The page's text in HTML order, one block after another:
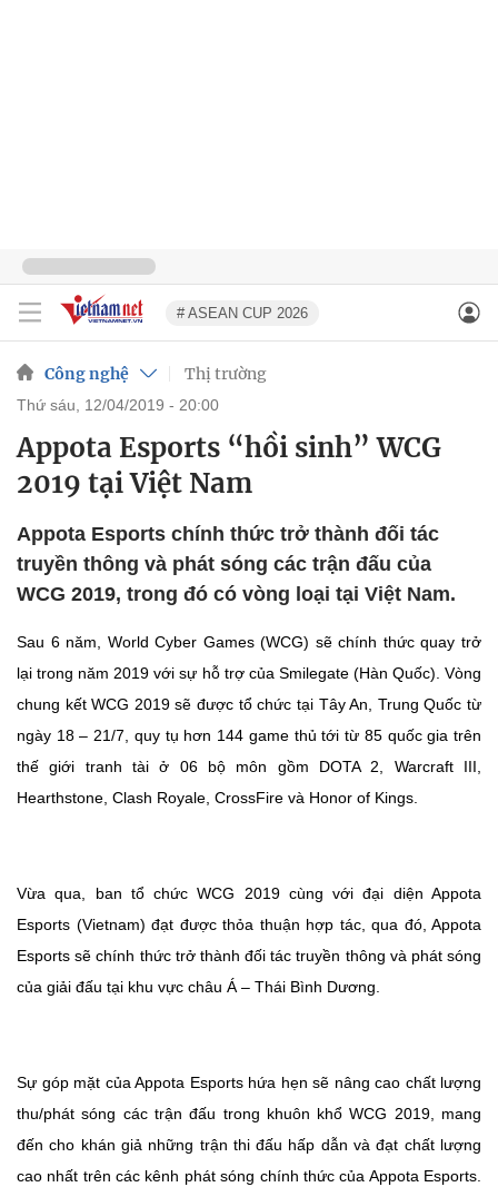
# ASEAN CUP 2026
Công nghệ Thị trường
thứ sáu, 12/04/2019 - 20:00
Appota Esports “hồi sinh” WCG
2019 tại Việt Nam
Appota Esports chính thức trở thành đối tác
truyền thông và phát sóng các trận đấu của
WCG 2019, trong đó có vòng loại tại Việt Nam.
Sau 6 năm, World Cyber Games (WCG) sẽ chính thức quay trở
lại trong năm 2019 với sự hỗ trợ của Smilegate (Hàn Quốc). Vòng
chung kết WCG 2019 sẽ được tổ chức tại Tây An, Trung Quốc từ
ngày 18 – 21/7, quy tụ hơn 144 game thủ tới từ 85 quốc gia trên
thế giới tranh tài ở 06 bộ môn gồm DOTA 2, Warcraft III,
Hearthstone, Clash Royale, CrossFire và Honor of Kings.
Vừa qua, ban tổ chức WCG 2019 cùng với đại diện Appota
Esports (Vietnam) đạt được thỏa thuận hợp tác, qua đó, Appota
Esports sẽ chính thức trở thành đối tác truyền thông và phát sóng
của giải đấu tại khu vực châu Á – Thái Bình Dương.
Sự góp mặt của Appota Esports hứa hẹn sẽ nâng cao chất lượng
thu/phát sóng các trận đấu trong khuôn khổ WCG 2019, mang
đến cho khán giả những trận thi đấu hấp dẫn và đạt chất lượng
cao nhất trên các kênh phát sóng chính thức của Appota Esports.